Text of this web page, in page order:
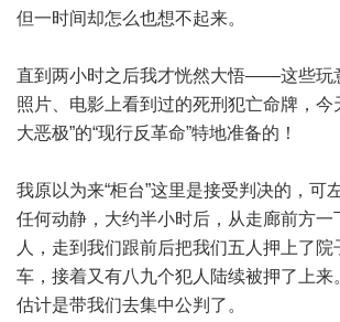
但一时间却怎么也想不起来。
直到两小时之后我才恍然大悟——这些玩
照片、电影上看到过的死刑犯亡命牌，今
大恶极”的“现行反革命”特地准备的！
我原以为来“柜台”这里是接受判决的，可
任何动静，大约半小时后，从走廊前方一
人，走到我们跟前后把我们五人押上了院
车，接着又有八九个犯人陆续被押了上来
估计是带我们去集中公判了。